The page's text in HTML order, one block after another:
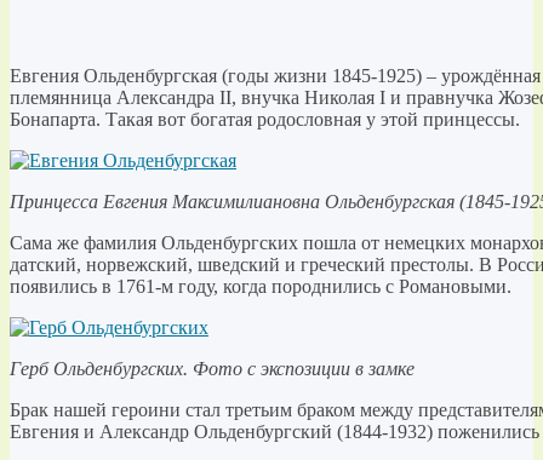
Евгения Ольденбургская (годы жизни 1845-1925) –
племянница Александра II, внучка Николая I и правнучка
Бонапарта. Такая вот богатая родословная у этой принцессы.
Принцесса Евгения Максимилиановна Ольденбургская (1845-
Сама же фамилия Ольденбургских пошла от немецких
датский, норвежский, шведский и греческий престолы. В
появились в 1761-м году, когда породнились с Романовыми.
Герб Ольденбургских. Фото с экспозиции в замке
Брак нашей героини стал третьим браком между
Евгения и Александр Ольденбургский (1844-1932) поженились